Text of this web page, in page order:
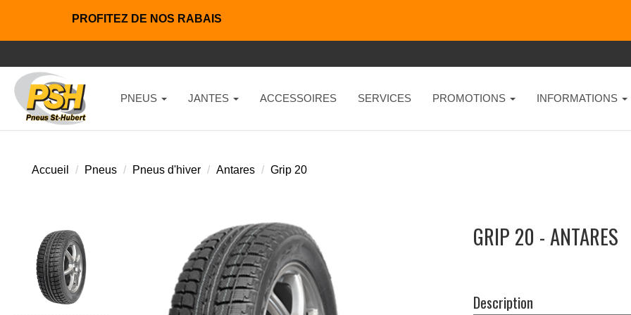
PROFITEZ DE NOS RABAIS
PNEUS JANTES ACCESSOIRES SERVICES PROMOTIONS INFORMATIONS
Accueil Pneus Pneus d'hiver Antares Grip 20
GRIP 20 - ANTARES
Description